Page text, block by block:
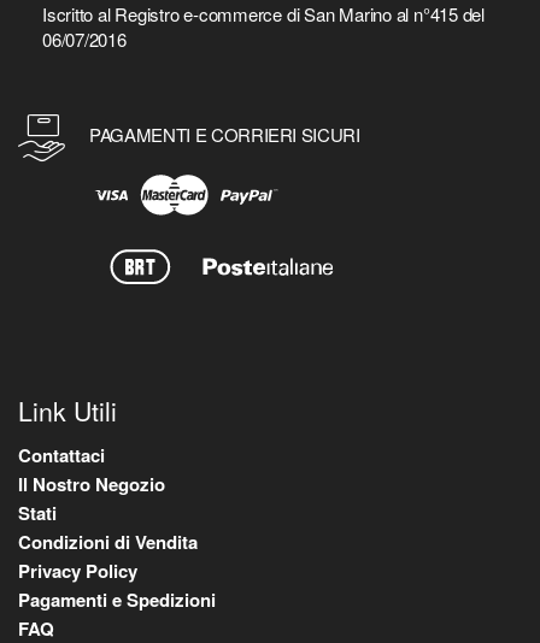
Iscritto al Registro e-commerce di San Marino al n°415 del
06/07/2016
PAGAMENTI E CORRIERI SICURI
Link Utili
Contattaci
Il Nostro Negozio
Stati
Condizioni di Vendita
Privacy Policy
Pagamenti e Spedizioni
FAQ